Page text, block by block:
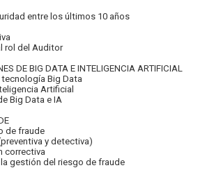
entre los últimos 10 años
rol del Auditor
DE BIG DATA E INTELIGENCIA ARTIFICIAL
Big Data
Artificial
Big Data e IA
de fraude
y detectiva)
correctiva
gestión del riesgo de fraude